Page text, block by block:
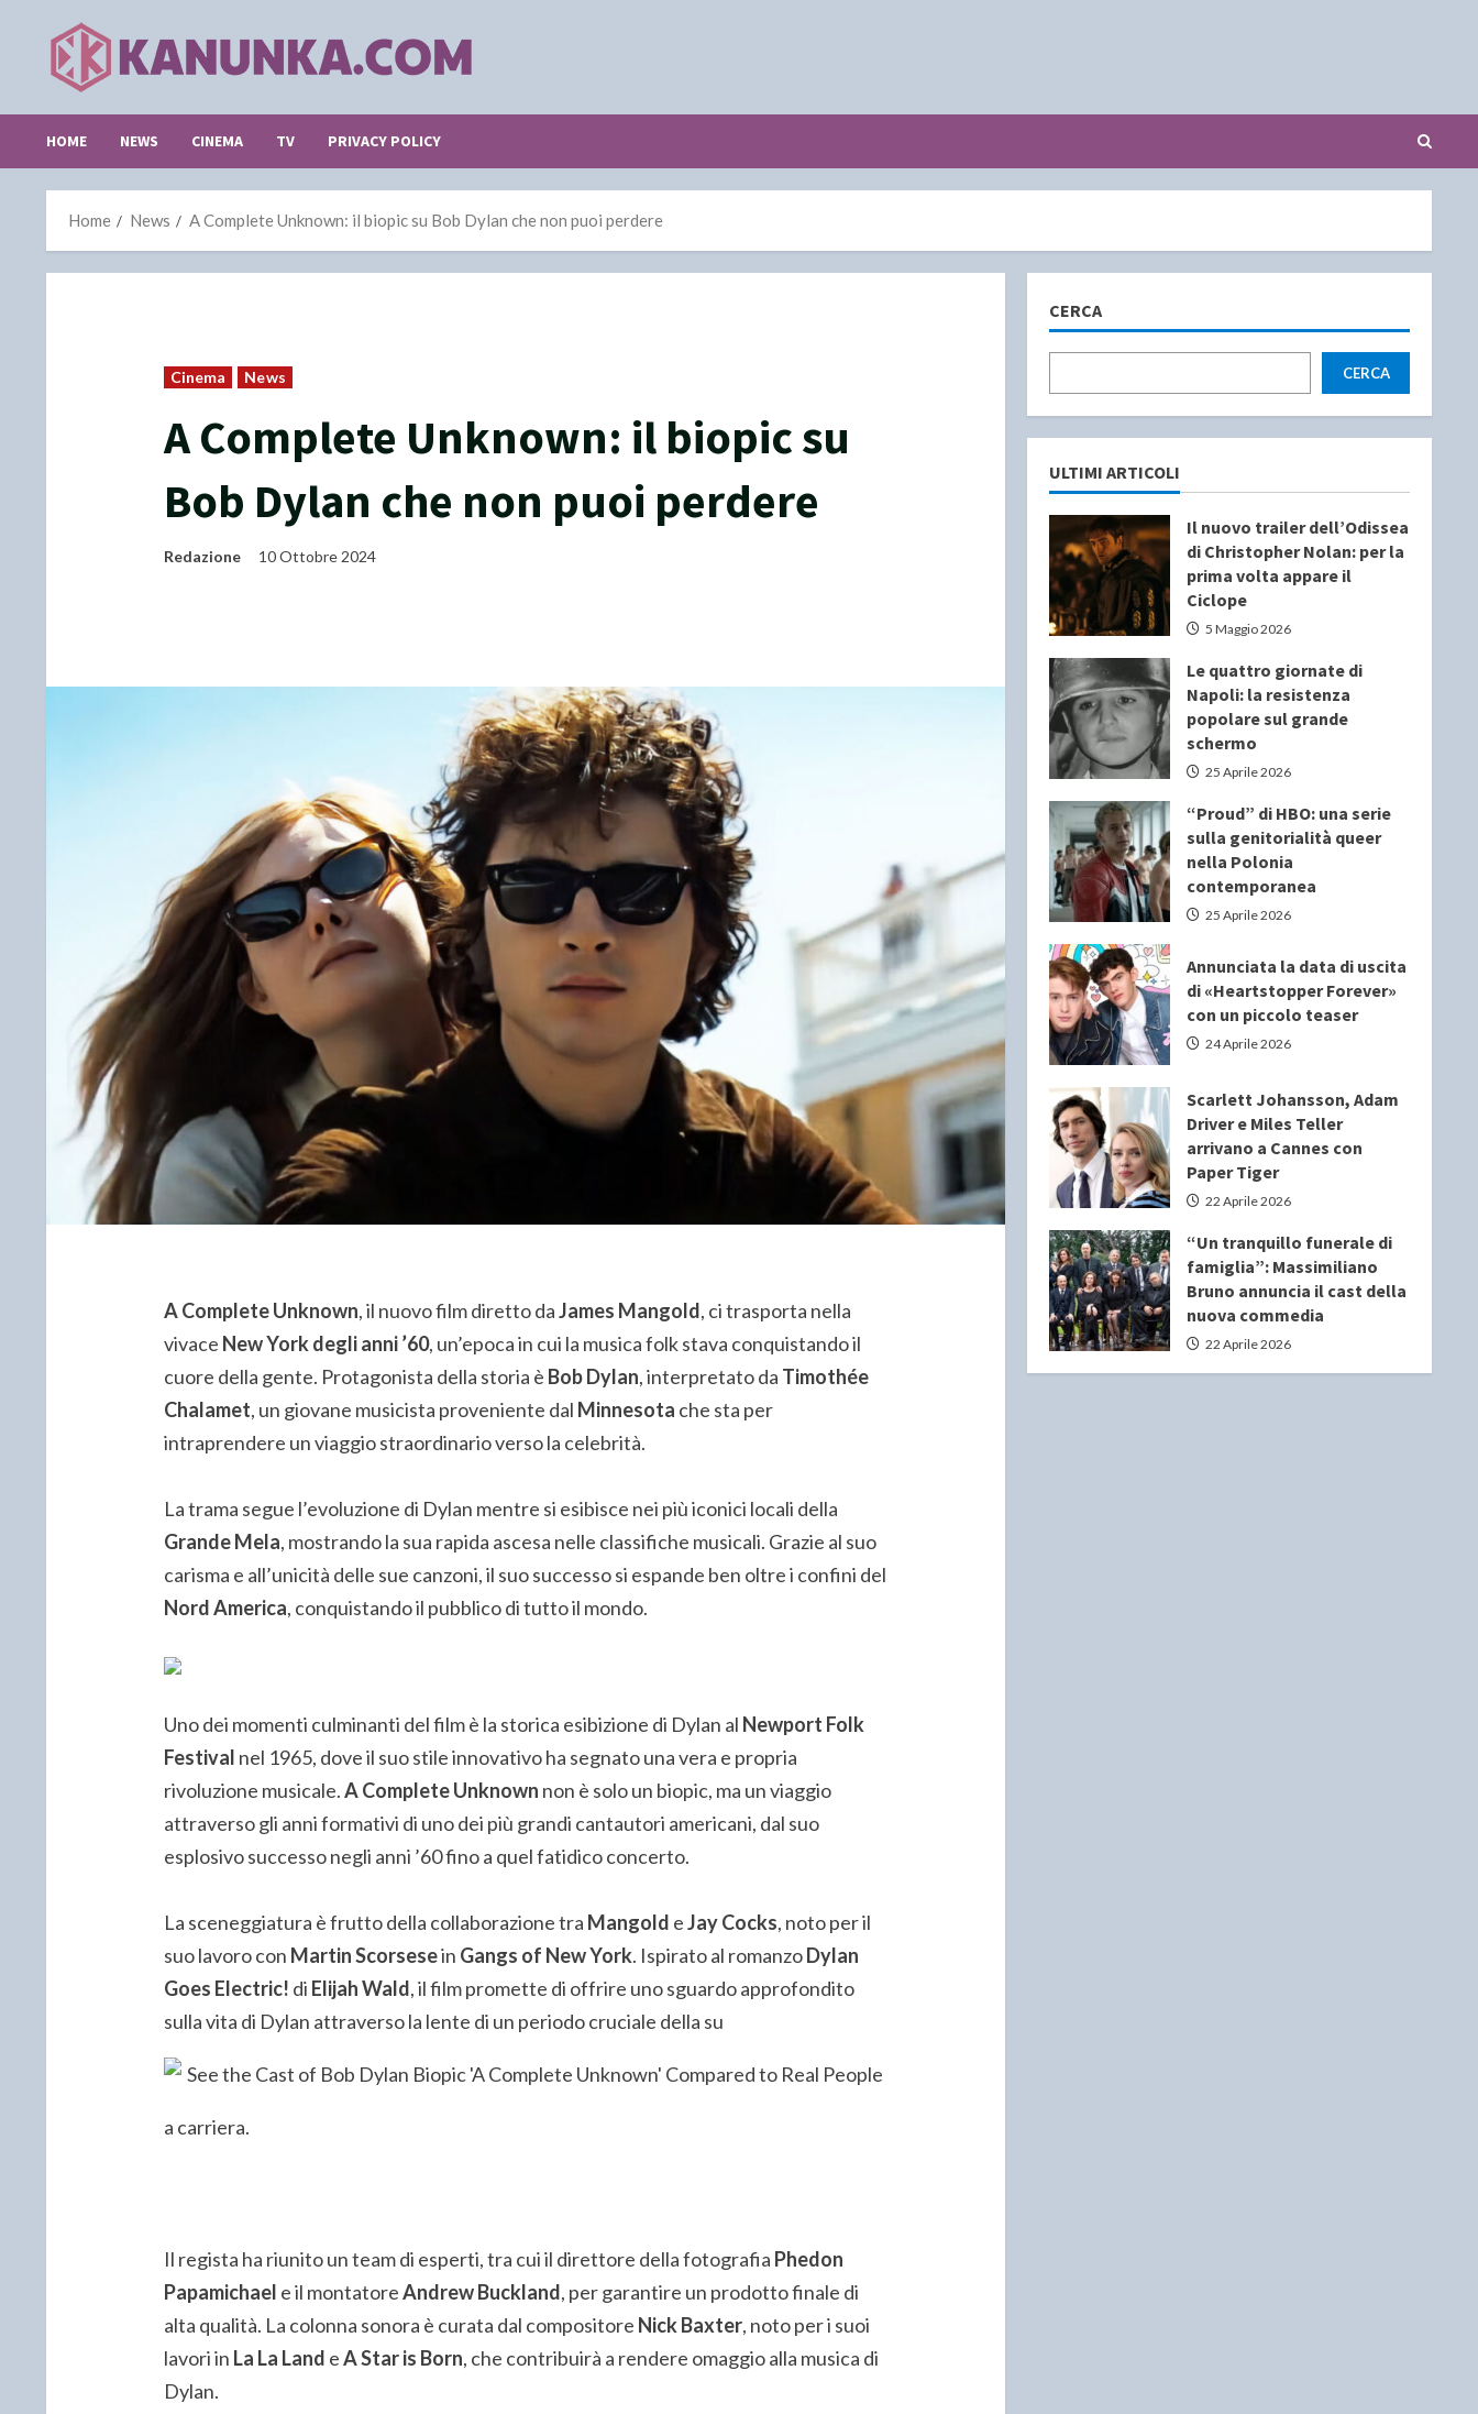
content
HOME NEWS CINEMA TV PRIVACY POLICY
Home News A Complete Unknown: il biopic su Bob Dylan che non puoi perdere
Cinema News
A Complete Unknown: il biopic su
Bob Dylan che non puoi perdere
Redazione 10 Ottobre 2024
A Complete Unknown, il nuovo film diretto daJames Mangold, ci trasporta nella
vivace New York degli anni ’60, un’epoca in cui la musica folk stava conquistando il
cuore della gente. Protagonista della storia è Bob Dylan, interpretato da Timothée
Chalamet, un giovane musicista proveniente dal Minnesota che sta per
intraprendere un viaggio straordinario verso la celebrità.
La trama segue l’evoluzione di Dylan mentre si esibisce nei più iconici locali della
Grande Mela, mostrando la sua rapida ascesa nelle classifiche musicali. Grazie al suo
carisma e all’unicità delle sue canzoni, il suo successo si espande ben oltre i confini del
Nord America, conquistando il pubblico di tutto il mondo.
Uno dei momenti culminanti del film è la storica esibizione di Dylan al Newport Folk
Festival nel 1965, dove il suo stile innovativo ha segnato una vera e propria
rivoluzione musicale.A Complete Unknown non è solo un biopic, ma un viaggio
attraverso gli anni formativi di uno dei più grandi cantautori americani, dal suo
esplosivo successo negli anni ’60 fino a quel fatidico concerto.
La sceneggiatura è frutto della collaborazione tra Mangold eJay Cocks, noto per il
suo lavoro con Martin Scorsesein Gangs of New York. Ispirato al romanzoDylan
Goes Electric! di Elijah Wald, il film promette di offrire uno sguardo approfondito
sulla vita di Dylan attraverso la lente di un periodo cruciale della su
a carriera.
Il regista ha riunito un team di esperti, tra cui il direttore della fotografia Phedon
Papamichael e il montatoreAndrew Buckland, per garantire un prodotto finale di
alta qualità. La colonna sonora è curata dal compositore Nick Baxter, noto per i suoi
lavori in La La Land eA Star is Born, che contribuirà a rendere omaggio alla musica di
Dylan.
CERCA
CERCA
ULTIMI ARTICOLI
Il nuovo trailer dell’Odissea
di Christopher Nolan: per la
prima volta appare il
Ciclope
5 Maggio 2026
Le quattro giornate di
Napoli: la resistenza
popolare sul grande
schermo
25 Aprile 2026
“Proud” di HBO: una serie
sulla genitorialità queer
nella Polonia
contemporanea
25 Aprile 2026
Annunciata la data di uscita
di «Heartstopper Forever»
con un piccolo teaser
24 Aprile 2026
Scarlett Johansson, Adam
Driver e Miles Teller
arrivano a Cannes con
Paper Tiger
22 Aprile 2026
“Un tranquillo funerale di
famiglia”: Massimiliano
Bruno annuncia il cast della
nuova commedia
22 Aprile 2026